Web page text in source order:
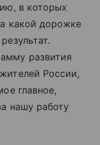
в которых
какой дорожке
развития
России,
главное,
нашу работу